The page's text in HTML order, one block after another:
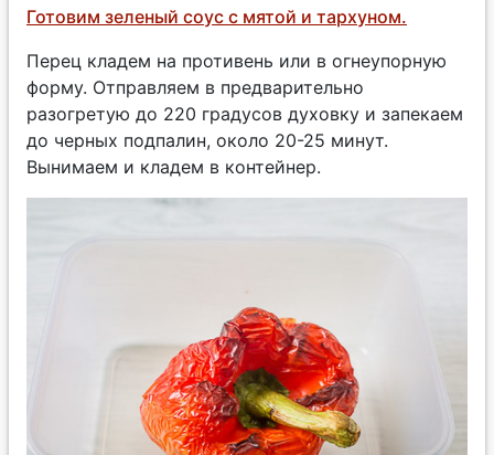
Готовим зеленый соус с мятой и тархуном.
Перец кладем на противень или в огнеупорную
форму. Отправляем в предварительно
разогретую до 220 градусов духовку и запекаем
до черных подпалин, около 20-25 минут.
Вынимаем и кладем в контейнер.